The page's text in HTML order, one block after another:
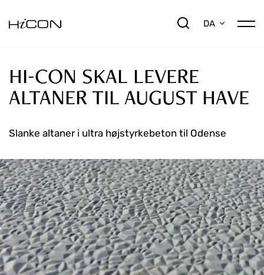
DA
HI-CON SKAL LEVERE
ALTANER TIL AUGUST HAVE
Slanke altaner i ultra højstyrkebeton til Odense